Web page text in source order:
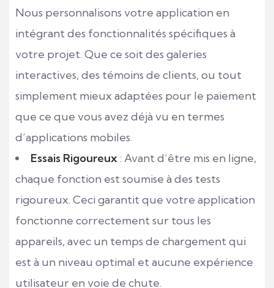
Nous personnalisons votre application en
intégrant des fonctionnalités spécifiques à
votre projet. Que ce soit des galeries
interactives, des témoins de clients, ou tout
simplement mieux adaptées pour le paiement
que ce que vous avez déjà vu en termes
d’applications mobiles.
Essais Rigoureux: Avant d’être mis en ligne,
chaque fonction est soumise à des tests
rigoureux. Ceci garantit que votre application
fonctionne correctement sur tous les
appareils, avec un temps de chargement qui
est à un niveau optimal et aucune expérience
utilisateur en voie de chute.